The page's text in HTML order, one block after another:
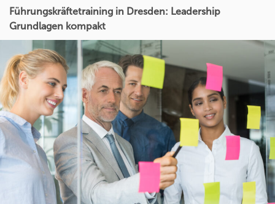
Führungskräftetraining in Dresden: Leadership
Grundlagen kompakt